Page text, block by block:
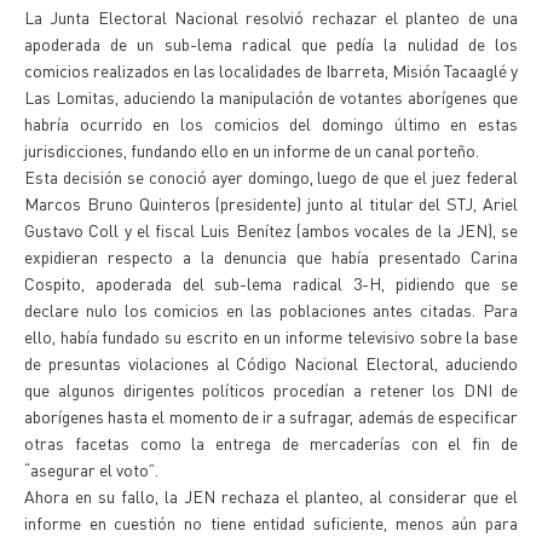
La Junta Electoral Nacional resolvió rechazar el planteo de una
apoderada de un sub-lema radical que pedía la nulidad de los
comicios realizados en las localidades de Ibarreta, Misión Tacaaglé y
Las Lomitas, aduciendo la manipulación de votantes aborígenes que
habría ocurrido en los comicios del domingo último en estas
jurisdicciones, fundando ello en un informe de un canal porteño.
Esta decisión se conoció ayer domingo, luego de que el juez federal
Marcos Bruno Quinteros (presidente) junto al titular del STJ, Ariel
Gustavo Coll y el fiscal Luis Benítez (ambos vocales de la JEN), se
expidieran respecto a la denuncia que había presentado Carina
Cospito, apoderada del sub-lema radical 3-H, pidiendo que se
declare nulo los comicios en las poblaciones antes citadas. Para
ello, había fundado su escrito en un informe televisivo sobre la base
de presuntas violaciones al Código Nacional Electoral, aduciendo
que algunos dirigentes políticos procedían a retener los DNI de
aborígenes hasta el momento de ir a sufragar, además de especificar
otras facetas como la entrega de mercaderías con el fin de
“asegurar el voto”.
Ahora en su fallo, la JEN rechaza el planteo, al considerar que el
informe en cuestión no tiene entidad suficiente, menos aún para